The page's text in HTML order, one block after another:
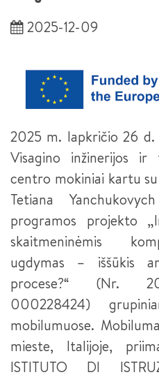
SUVIRINTOJAS III
METALO APDIRBIMO
METALO APDIRBIMO
ŠALTKALVIS
ŠALTKALVIS III LYGIS
ŠALTKALVIS II LYGIS
ROBOTINIŲ
PRIĖMIMAS)
PEDAGOGO PADĖJĖJAS
MAKETUOTOJAS
KOMPIUTERINIO
NACIONALINIS
KONFERENCIJA
INŽINERINĖJE
VERSIJA -LT
PAMEISTRYSTĖ –
DE PAVYZDŽIAI)
KURIANTYS
KURIANTYS
FORUMAS
KURIANTYS
„KURIANTYS
DUALINIS
ĮSTAIGOS
PRAKTINĖS DALIES
2025-12-09
2025 m. lapkričio 26
Visagino inžinerijos ir
centro mokiniai kartu
Tetiana
programos projekto
skaitmeninėmis
ugdymas – iššūkis
procese?“ (Nr.
000228424)
mobilumuose.
mieste, Italijoje,
ISTITUTO DI